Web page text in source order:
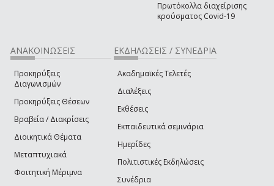
Πρωτόκολλα διαχείρισης
κρούσματος Covid-19
ΑΝΑΚΟΙΝΩΣΕΙΣ
Προκηρύξεις
Διαγωνισμών
Προκηρύξεις Θέσεων
Βραβεία / Διακρίσεις
Διοικητικά Θέματα
Μεταπτυχιακά
Φοιτητική Μέριμνα
ΕΚΔΗΛΩΣΕΙΣ / ΣΥΝΕΔΡΙΑ
Ακαδημαϊκές Τελετές
Διαλέξεις
Εκθέσεις
Εκπαιδευτικά σεμινάρια
Ημερίδες
Πολιτιστικές Εκδηλώσεις
Συνέδρια